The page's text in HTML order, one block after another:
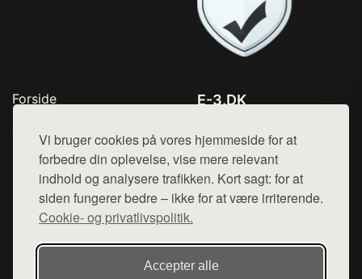
Vi bruger cookies på vores hjemmeside for at
forbedre din oplevelse, vise mere relevant
indhold og analysere trafikken. Kort sagt: for at
siden fungerer bedre – ikke for at være irriterende.
Cookie- og privatlivspolitik.
Accepter alle
Forside
Top Rabatter
Kontakt
E-3.DK
Mail: hej@want.dk
Cookie- og privatlivspolitik
Denne side er en del af want.dk, der udgiver en række